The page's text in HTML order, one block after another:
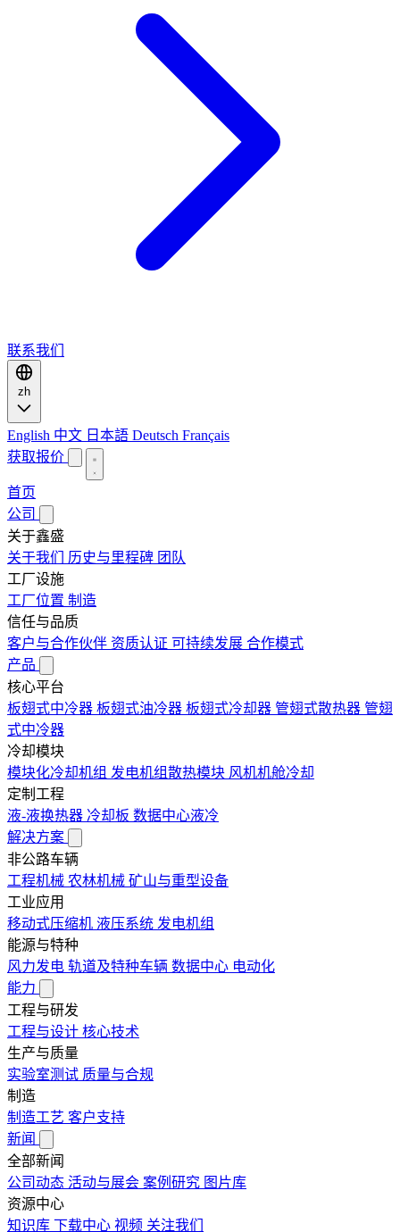
联系我们
zh
English 中文 日本語 Deutsch Français
获取报价
首页
公司
关于鑫盛
关于我们 历史与里程碑 团队
工厂设施
工厂位置 制造
信任与品质
客户与合作伙伴 资质认证 可持续发展 合作模式
产品
核心平台
板翅式中冷器 板翅式油冷器 板翅式冷却器 管翅式散热器 管翅
式中冷器
冷却模块
模块化冷却机组 发电机组散热模块 风机机舱冷却
定制工程
液-液换热器 冷却板 数据中心液冷
解决方案
非公路车辆
工程机械 农林机械 矿山与重型设备
工业应用
移动式压缩机 液压系统 发电机组
能源与特种
风力发电 轨道及特种车辆 数据中心 电动化
能力
工程与研发
工程与设计 核心技术
生产与质量
实验室测试 质量与合规
制造
制造工艺 客户支持
新闻
全部新闻
公司动态 活动与展会 案例研究 图片库
资源中心
知识库 下载中心 视频 关注我们